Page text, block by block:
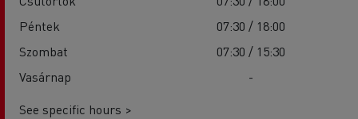
Péntek
07:30 / 18:00
Szombat
07:30 / 15:30
Vasárnap
-
See specific hours >